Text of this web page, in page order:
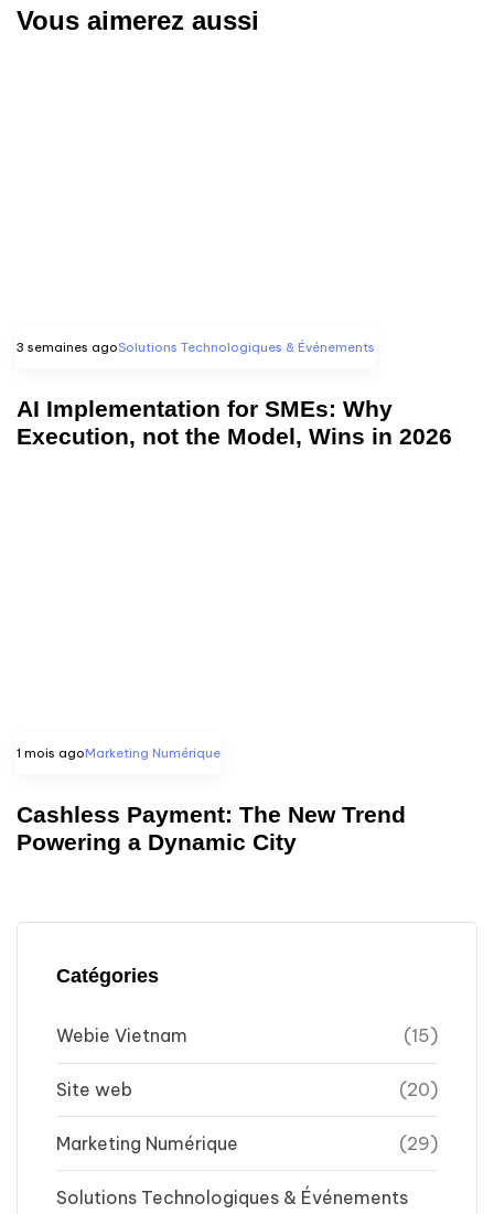
Vous aimerez aussi
3 semaines agoSolutions Technologiques & Événements
AI Implementation for SMEs: Why
Execution, not the Model, Wins in 2026
1 mois agoMarketing Numérique
Cashless Payment: The New Trend
Powering a Dynamic City
Catégories
Webie Vietnam (15)
Site web (20)
Marketing Numérique (29)
Solutions Technologiques & Événements